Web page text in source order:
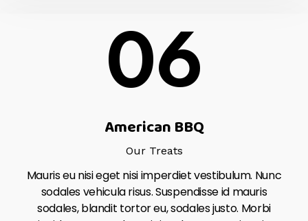
06
American BBQ
Our Treats
Mauris eu nisi eget nisi imperdiet vestibulum. Nunc
sodales vehicula risus. Suspendisse id mauris
sodales, blandit tortor eu, sodales justo. Morbi